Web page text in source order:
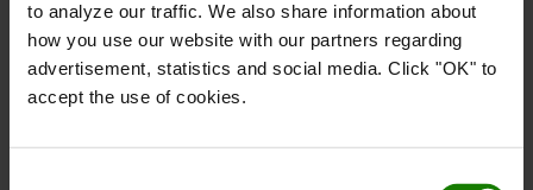
to analyze our traffic. We also share information about
how you use our website with our partners regarding
advertisement, statistics and social media. Click "OK" to
accept the use of cookies.